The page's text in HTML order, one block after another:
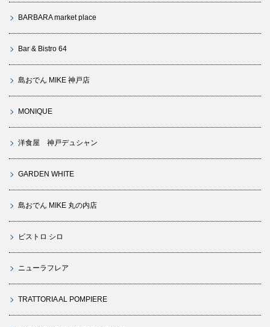
BARBARA market place
Bar & Bistro 64
島おでん MIKE 神戸店
MONIQUE
洋食屋 神戸デュシャン
GARDEN WHITE
島おでん MIKE 丸の内店
ビストロ シロ
ニューラフレア
TRATTORIA AL POMPIERE